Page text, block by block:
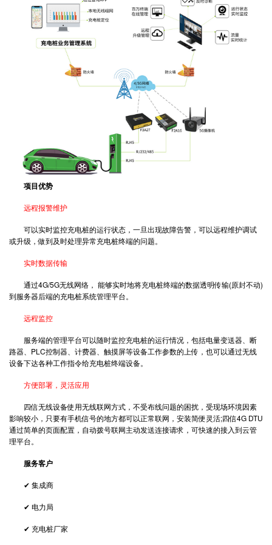
项目优势
远程报警维护
可以实时监控充电桩的运行状态，一旦出现故障告警，可以远程维护调试
或升级，做到及时处理异常充电桩终端的问题。
实时数据传输
通过4G/5G无线网络， 能够实时地将充电桩终端的数据透明传输(原封不动)
到服务器后端的充电桩系统管理平台。
远程监控
服务端的管理平台可以随时监控充电桩的运行情况，包括电量变送器、断
路器、PLC控制器、计费器、触摸屏等设备工作参数的上传，也可以通过无线
设备下达各种工作指令给充电桩终端设备。
方便部署，灵活应用
四信无线设备使用无线联网方式，不受布线问题的困扰，受现场环境因素
影响较小，只要有手机信号的地方都可以正常联网，安装简便灵活;四信4G DTU
通过简单的页面配置，自动拨号联网主动发送连接请求，可快速的接入到云管
理平台。
服务客户
✔ 集成商
✔ 电力局
✔ 充电桩厂家